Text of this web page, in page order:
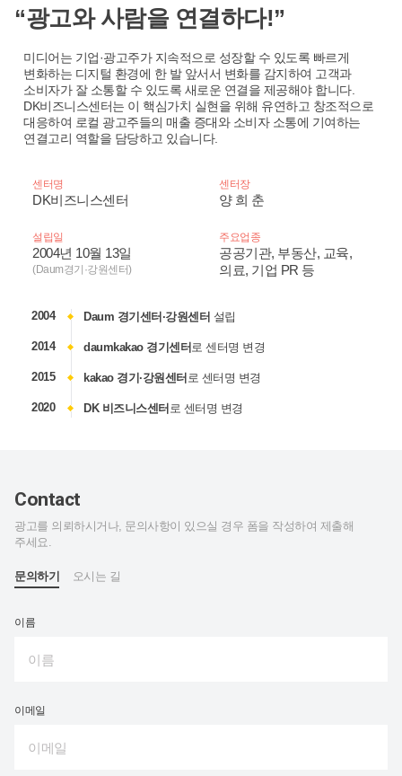
“광고와 사람을 연결하다!”
미디어는 기업·광고주가 지속적으로 성장할 수 있도록 빠르게
변화하는 디지털 환경에 한 발 앞서서 변화를 감지하여 고객과
소비자가 잘 소통할 수 있도록 새로운 연결을 제공해야 합니다.
DK비즈니스센터는 이 핵심가치 실현을 위해 유연하고 창조적으로
대응하여 로컬 광고주들의 매출 증대와 소비자 소통에 기여하는
연결고리 역할을 담당하고 있습니다.
센터명
DK비즈니스센터
센터장
양 희 춘
설립일
2004년 10월 13일
(Daum경기·강원센터)
주요업종
공공기관, 부동산, 교육,
의료, 기업 PR 등
2004 Daum 경기센터·강원센터 설립
2014 daumkakao 경기센터 로 센터명 변경
2015 kakao 경기·강원센터 로 센터명 변경
2020 DK 비즈니스센터 로 센터명 변경
Contact
광고를 의뢰하시거나, 문의사항이 있으실 경우 폼을 작성하여 제출해
주세요.
문의하기 오시는 길
이름
이메일